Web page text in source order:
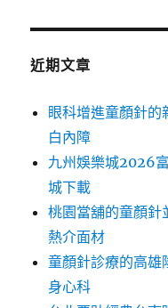
近期文章
眼科增進童顏針
白內障
九州娛樂城2026
城下載
桃園當舖的童顏針
熱介面材
童顏針診療的高
身心科